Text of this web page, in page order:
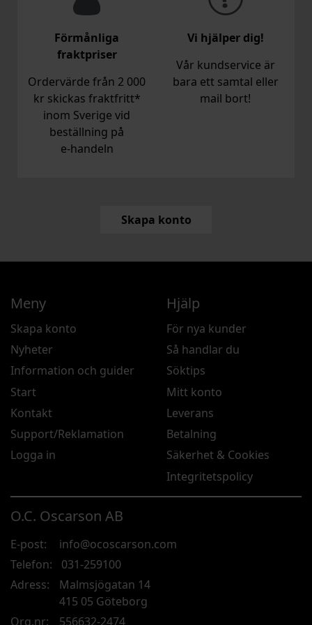
Förmånliga
fraktpriser
Ordervärde från 2 000
kr skickas fraktfritt*
inom Sverige vid
beställning på
e‑handeln
Vi hjälper dig!
Vår kundservice är
bara ett samtal eller
mail bort!
Skapa konto
O.C. Oscarson AB
E-post:
info@ocoscarson.com
Telefon:
031-259100
Adress:
Malmsjögatan 14
415 05 Göteborg
Org.nr:
556632-2474
Meny
Skapa konto
Nyheter
Information och guider
Start
Kontakt
Support/Reklamation
Logga in
Hjälp
För nya kunder
Så handlar du
Söktips
Mitt konto
Leverans
Betalning
Säkerhet & Cookies
Integritetspolicy